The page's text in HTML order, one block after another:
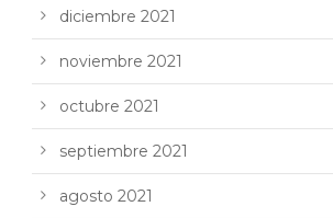
diciembre 2021
noviembre 2021
octubre 2021
septiembre 2021
agosto 2021